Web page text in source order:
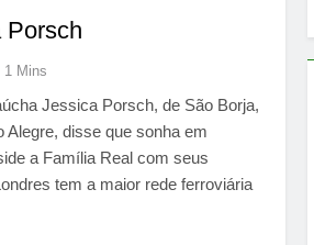
Porsch
1 Mins
Jessica Porsch, de São Borja,
Alegre, disse que sonha em
a Família Real com seus
tem a maior rede ferroviária